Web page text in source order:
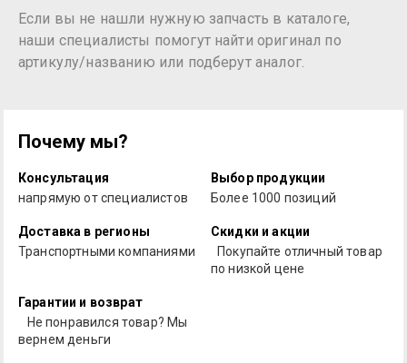
Если вы не нашли нужную запчасть в каталоге,
наши специалисты помогут найти оригинал по
артикулу/названию или подберут аналог.
Почему мы?
Консультация
напрямую от специалистов
Выбор продукции
Более 1000 позиций
Доставка в регионы
Транспортными компаниями
Скидки и акции
Покупайте отличный товар
по низкой цене
Гарантии и возврат
Не понравился товар? Мы
вернем деньги